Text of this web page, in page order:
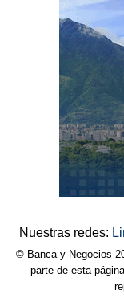
Nuestras redes:
© Banca y Negocios
parte de esta